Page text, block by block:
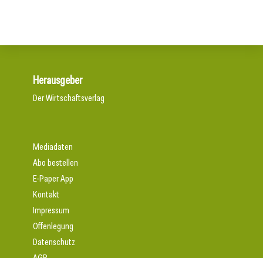
Herausgeber
Der Wirtschaftsverlag
Mediadaten
Abo bestellen
E-Paper App
Kontakt
Impressum
Offenlegung
Datenschutz